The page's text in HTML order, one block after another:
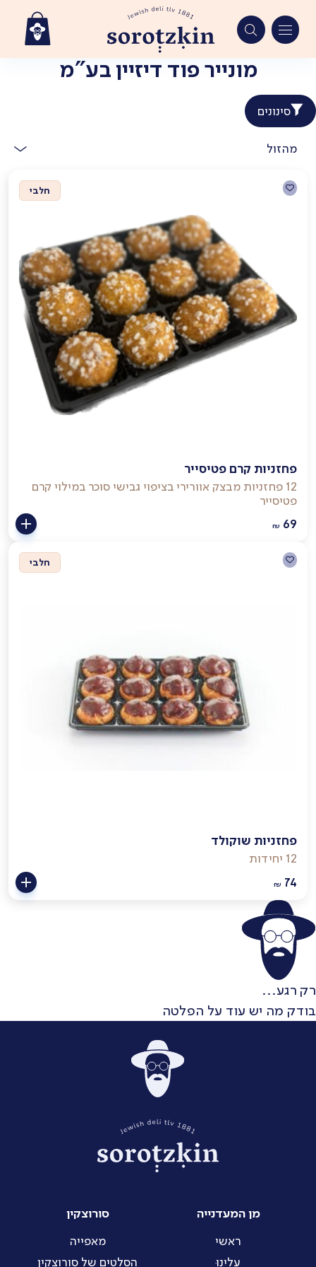
content
מונייר פוד דיזיין בע"מ
סינונים
מהזול
חלבי
פחזניות קרם פטיסייר
12 פחזניות מבצק אוורירי בציפוי גבישי סוכר במילוי קרם
פטיסייר
₪ 69
חלבי
פחזניות שוקולד
12 יחידות
₪ 74
רק רגע...
בודק מה יש עוד על הפלטה
מן המעדנייה
ראשי
עָלֵינוּ
סורוצקין
מאפייה
הסלטים של סורוצקין